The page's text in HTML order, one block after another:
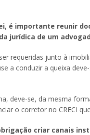
é importante reunir
jurídica de um
requeridas junto à
a conduzir a queixa
deve-se, da mesma
o corretor no CRECI
criar canais